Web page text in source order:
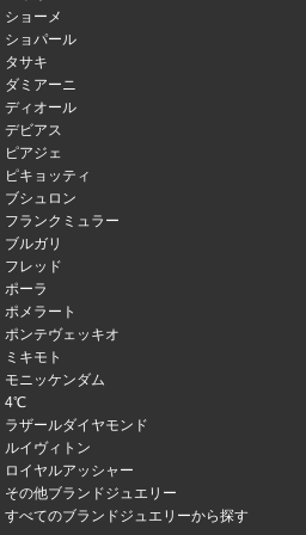
ショーメ
ショパール
タサキ
ダミアーニ
ディオール
デビアス
ピアジェ
ピキョッティ
ブシュロン
フランクミュラー
ブルガリ
フレッド
ポーラ
ポメラート
ポンテヴェッキオ
ミキモト
モニッケンダム
4℃
ラザールダイヤモンド
ルイヴィトン
ロイヤルアッシャー
その他ブランドジュエリー
すべてのブランドジュエリーから探す